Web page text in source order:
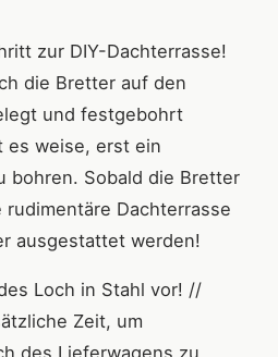
zur DIY-Dachterrasse!
die Bretter auf den
und festgebohrt
es weise, erst ein
bohren. Sobald die Bretter
Dachterrasse
ausgestattet werden!
Loch in Stahl vor! //
Zeit, um
des Lieferwagens zu